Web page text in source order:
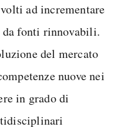
ad incrementare
da fonti rinnovabili.
del mercato
nuove nei
in grado di